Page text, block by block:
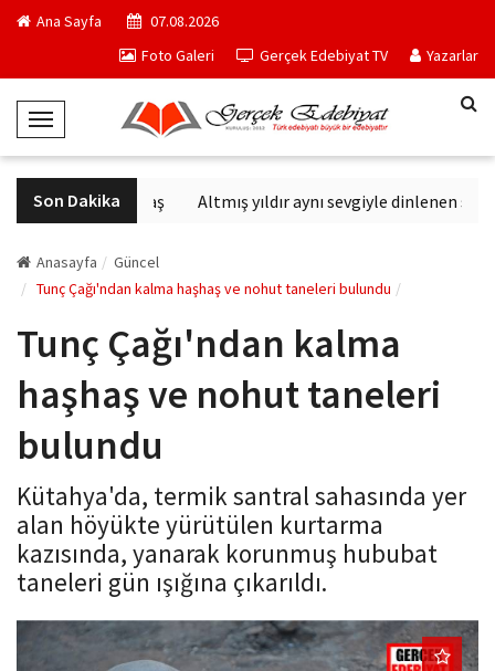
Ana Sayfa
07.08.2026
Foto Galeri
Gerçek Edebiyat TV Yazarlar
T
o
g
g
e
N
v
g
t
i
o
n
Son Dakika
Altıncı Nesil Savaş Altmış yıldır aynı sevgiyle dinlenen
Anasayfa
Güncel
Tunç Çağı'ndan kalma haşhaş ve nohut taneleri bulundu
Tunç Çağı'ndan kalma
haşhaş ve nohut taneleri
bulundu
Kütahya'da, termik santral sahasında yer
alan höyükte yürütülen kurtarma
kazısında, yanarak korunmuş hububat
taneleri gün ışığına çıkarıldı.